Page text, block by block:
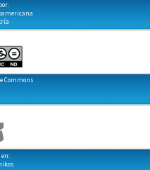
Commons
en: